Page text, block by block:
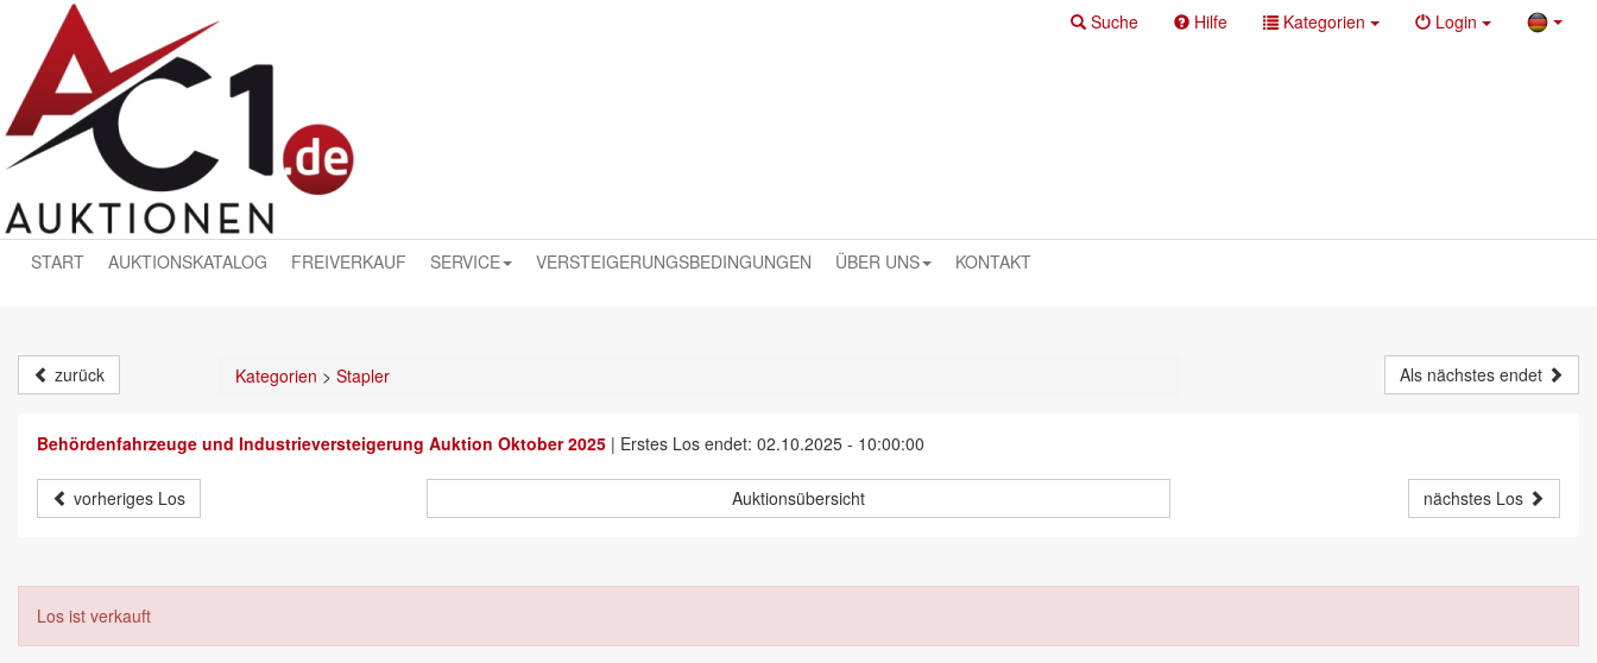
Suche Hilfe Kategorien Login
START AUKTIONSKATALOG FREIVERKAUF SERVICE VERSTEIGERUNGSBEDINGUNGEN ÜBER UNS KONTAKT
zurück Kategorien > Stapler Als nächstes endet
Behördenfahrzeuge und Industrieversteigerung Auktion Oktober 2025 | Erstes Los endet: 02.10.2025 - 10:00:00
vorheriges Los Auktionsübersicht nächstes Los
Los ist verkauft